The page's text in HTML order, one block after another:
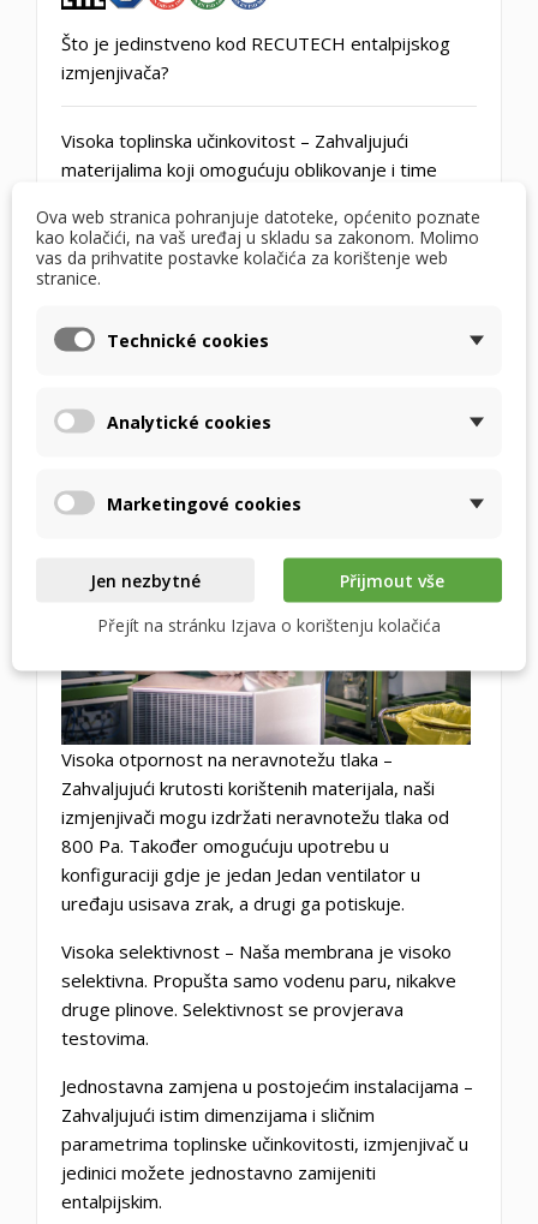
Što je jedinstveno kod RECUTECH entalpijskog
izmjenjivača?
Visoka toplinska učinkovitost – Zahvaljujući
materijalima koji omogućuju oblikovanje i time
učinkovitost prijenosa topline je do90%. Ne
koristimo odstojnike jer nisu potrebni.
Nepropusnost– Kao što ste navikli s RECUTECH
kompromise čak ni s entalpijom. Testiramo ih sve i
do vas će stići samo uski komadi.
Visoka otpornost na neravnotežu tlaka –
Zahvaljujući krutosti korištenih materijala, naši
izmjenjivači mogu izdržati neravnotežu tlaka od
800 Pa. Također omogućuju upotrebu u
konfiguraciji gdje je jedan Jedan ventilator u
uređaju usisava zrak, a drugi ga potiskuje.
Visoka selektivnost – Naša membrana je visoko
selektivna. Propušta samo vodenu paru, nikakve
druge plinove. Selektivnost se provjerava
testovima.
Jednostavna zamjena u postojećim instalacijama –
Zahvaljujući istim dimenzijama i sličnim
parametrima toplinske učinkovitosti, izmjenjivač u
jedinici možete jednostavno zamijeniti
entalpijskim.
Ova web stranica pohranjuje datoteke, općenito poznate
kao kolačići, na vaš uređaj u skladu sa zakonom. Molimo
vas da prihvatite postavke kolačića za korištenje web
stranice.
Technické cookies
Analytické cookies
Marketingové cookies
Jen nezbytné
Přijmout vše
Přejít na stránku Izjava o korištenju kolačića